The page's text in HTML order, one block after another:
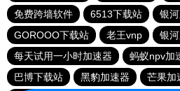
免费跨墙软件
6513下载站 银
GOROOO下载站
老王vnp
银
每天试用一小时加速器
蚂蚁npv加
巴博下载站
黑豹加速器 芒果加